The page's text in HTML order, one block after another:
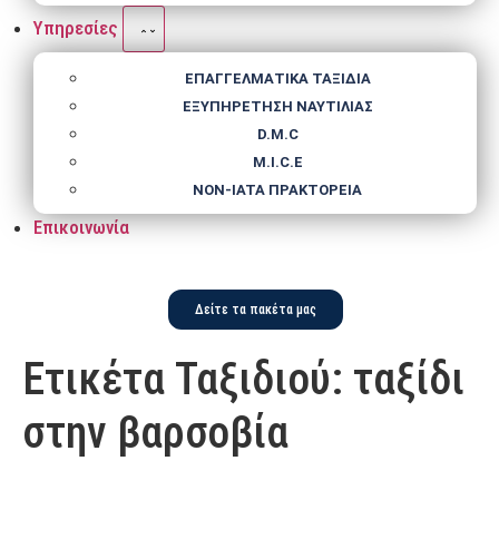
Υπηρεσίες
ΕΠΑΓΓΕΛΜΑΤΙΚΑ ΤΑΞΙΔΙΑ
ΕΞΥΠΗΡΕΤΗΣΗ ΝΑΥΤΙΛΙΑΣ
D.M.C
M.I.C.E
NΟΝ-IATA ΠΡΑΚΤΟΡΕΙΑ
Επικοινωνία
Δείτε τα πακέτα μας
Ετικέτα Ταξιδιού: ταξίδι
στην βαρσοβία